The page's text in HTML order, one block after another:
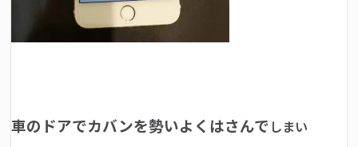
車のドアでカバンを勢いよくはさんで しまい